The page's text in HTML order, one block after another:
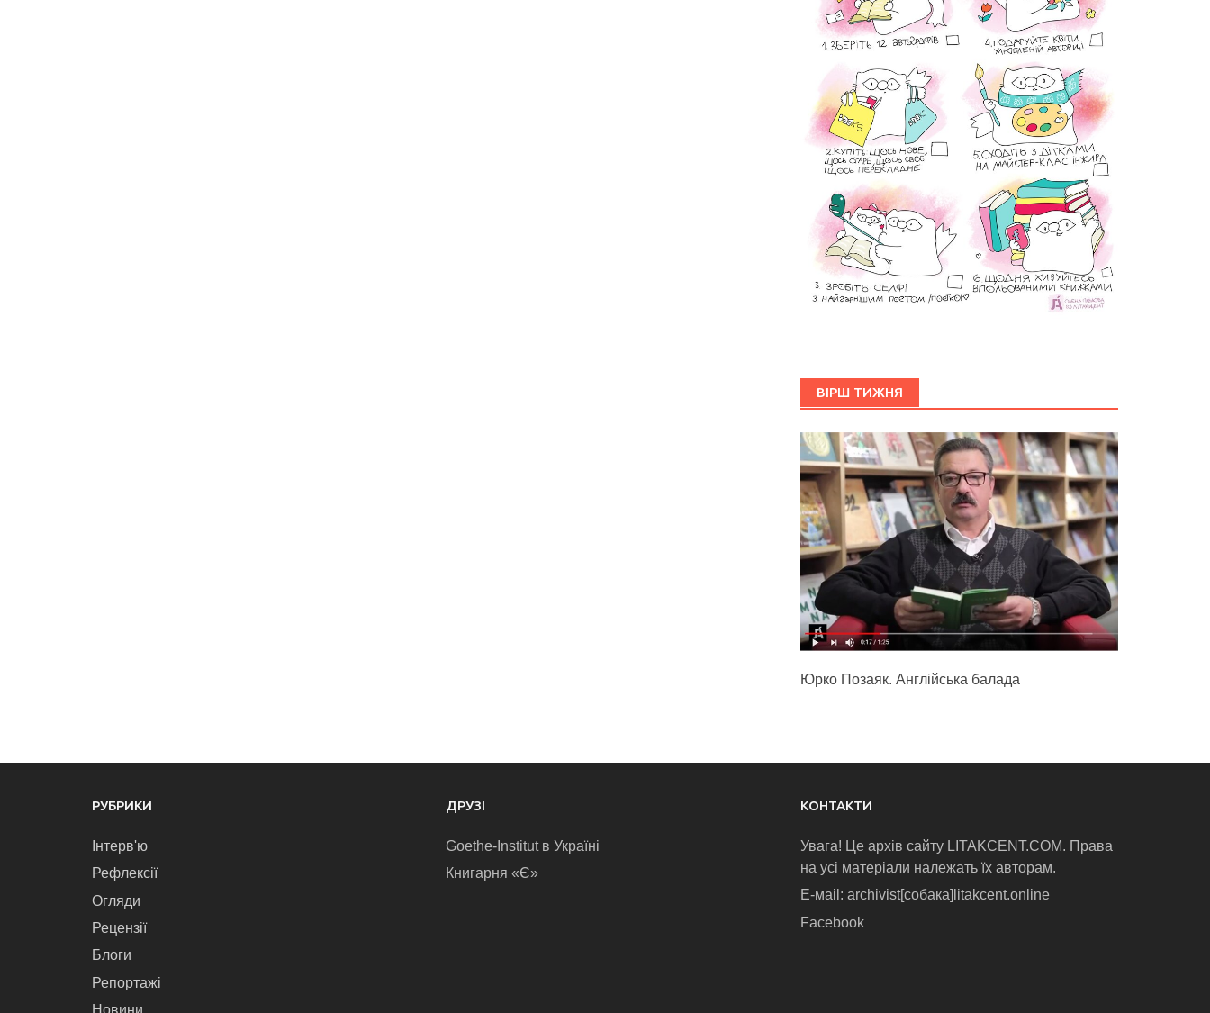
ВІРШ ТИЖНЯ
Юрко Позаяк. Англійська балада
РУБРИКИ
Інтерв'ю
Рефлексії
Огляди
Рецензії
Блоги
Репортажі
Новини
ДРУЗІ
Goethe-Institut в Україні
Книгарня «Є»
КОНТАКТИ
Увага! Це архів сайту LITAKCENT.COM. Права
на усі матеріали належать їх авторам.
E-маіl: archivist[собака]litakcent.online
Facebook